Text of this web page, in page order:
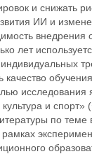
и снижать
ИИ и
лет
качество
и
по